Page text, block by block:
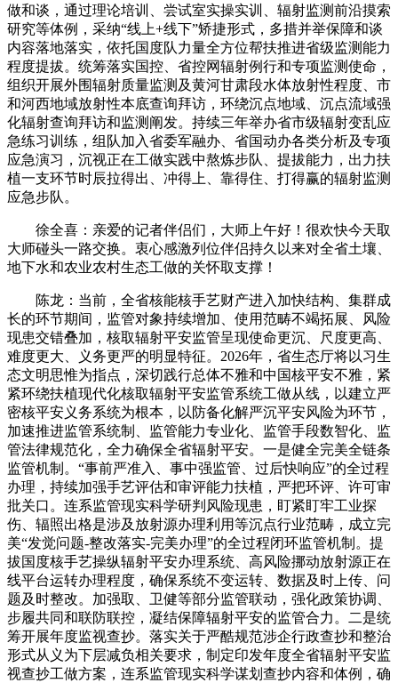
做和谈，通过理论培训、尝试室实操实训、辐射监测前沿摸索
研究等体例，采纳“线上+线下”矫捷形式，多措并举保障和谈
内容落地落实，依托国度队力量全方位帮扶推进省级监测能力
程度提拔。统筹落实国控、省控网辐射例行和专项监测使命，
组织开展外围辐射质量监测及黄河甘肃段水体放射性程度、市
和河西地域放射性本底查询拜访，环绕沉点地域、沉点流域强
化辐射查询拜访和监测阐发。持续三年举办省市级辐射变乱应
急练习训练，组队加入省委军融办、省国动办各类分析及专项
应急演习，沉视正在工做实践中熬炼步队、提拔能力，出力扶
植一支环节时辰拉得出、冲得上、靠得住、打得赢的辐射监测
应急步队。
徐全喜：亲爱的记者伴侣们，大师上午好！很欢快今天取
大师碰头一路交换。衷心感激列位伴侣持久以来对全省土壤、
地下水和农业农村生态工做的关怀取支撑！
陈龙：当前，全省核能核手艺财产进入加快结构、集群成
长的环节期间，监管对象持续增加、使用范畴不竭拓展、风险
现患交错叠加，核取辐射平安监管呈现使命更沉、尺度更高、
难度更大、义务更严的明显特征。2026年，省生态厅将以习生
态文明思惟为指点，深切践行总体不雅和中国核平安不雅，紧
紧环绕扶植现代化核取辐射平安监管系统工做从线，以建立严
密核平安义务系统为根本，以防备化解严沉平安风险为环节，
加速推进监管系统制、监管能力专业化、监管手段数智化、监
管法律规范化，全力确保全省辐射平安。一是健全完美全链条
监管机制。“事前严准入、事中强监管、过后快响应”的全过程
办理，持续加强手艺评估和审评能力扶植，严把环评、许可审
批关口。连系监管现实科学研判风险现患，盯紧盯牢工业探
伤、辐照出格是涉及放射源办理利用等沉点行业范畴，成立完
美“发觉问题-整改落实-完美办理”的全过程闭环监管机制。提
拔国度核手艺操纵辐射平安办理系统、高风险挪动放射源正在
线平台运转办理程度，确保系统不变运转、数据及时上传、问
题及时整改。加强取、卫健等部分监管联动，强化政策协调、
步履共同和联防联控，凝结保障辐射平安的监管合力。二是统
筹开展年度监视查抄。落实关于严酷规范涉企行政查抄和整治
形式从义为下层减负相关要求，制定印发年度全省辐射平安监
视查抄工做方案，连系监管现实科学谋划查抄内容和体例，确